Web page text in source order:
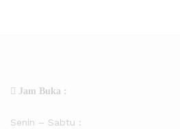
Jam Buka :
Senin – Sabtu :